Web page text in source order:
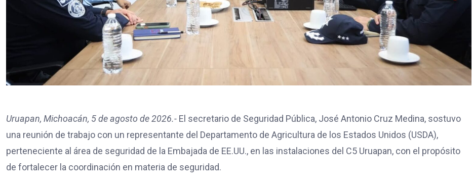
Uruapan, Michoacán, 5 de agosto de 2026.- El secretario de Seguridad Pública, José Antonio Cruz Medina, sostuvo
una reunión de trabajo con un representante del Departamento de Agricultura de los Estados Unidos (USDA),
perteneciente al área de seguridad de la Embajada de EE.UU., en las instalaciones del C5 Uruapan, con el propósito
de fortalecer la coordinación en materia de seguridad.